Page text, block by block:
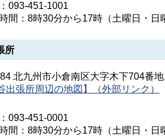
093-451-1001
間：8時30分から17時（土曜日・日
所
北九州市小倉南区大字木下704番地
出張所周辺の地図】（外部リンク）
093-451-0001
間：8時30分から17時（土曜日・日